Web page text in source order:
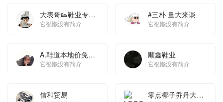
大表哥👟鞋业专注
🦈高端
它很懒没有简介
#三朴 量大来谈
它很懒没有简介
A.鞋道本地价免费
代发
它很懒没有简介
顺鑫鞋业
它很懒没有简介
信和贸易
零点椰子乔丹大鹅